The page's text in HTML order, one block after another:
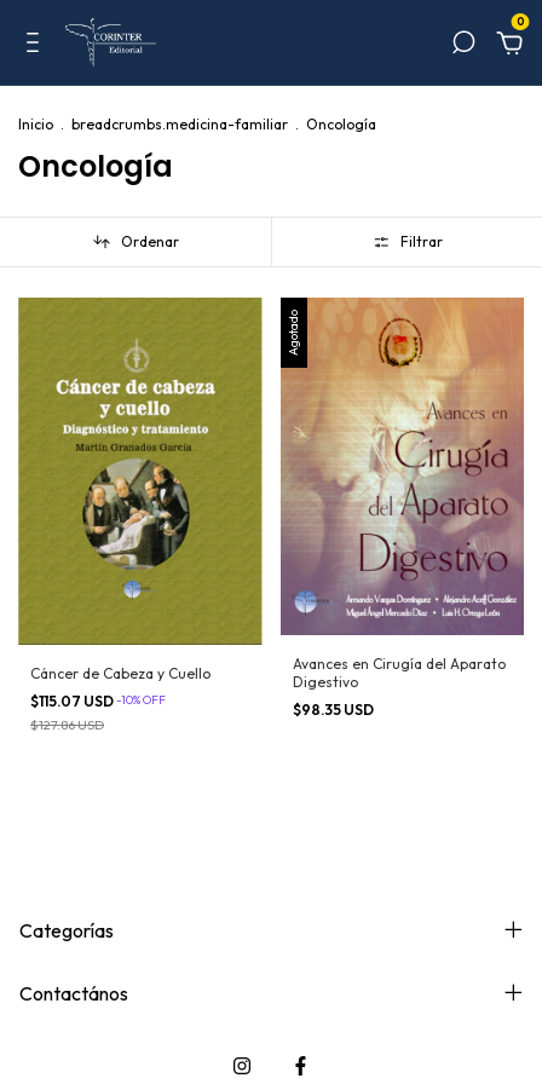
0
Inicio . breadcrumbs.medicina-familiar . Oncología
Oncología
Ordenar Filtrar
Cáncer de Cabeza y Cuello
$115.07 USD-10%OFF
$127.86 USD
Agotado
Avances en Cirugía del Aparato
Digestivo
$98.35 USD
Categorías
Contactános